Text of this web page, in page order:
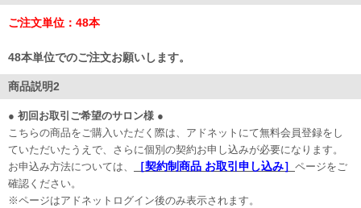
ご注文単位：48本
48本単位でのご注文お願いします。
商品説明2
● 初回お取引ご希望のサロン様 ●
こちらの商品をご購入いただく際は、アドネットにて無料会員登録をし
ていただいたうえで、さらに個別の契約お申し込みが必要になります。
お申込み方法については、
［契約制商品 お取引申し込み］ ページをご
確認ください。
※ページはアドネットログイン後のみ表示されます。